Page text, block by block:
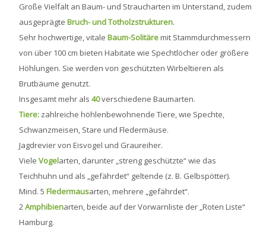
Große Vielfalt an Baum- und Straucharten im Unterstand, zudem
ausgeprägteBruch- und Totholzstrukturen.
Sehr hochwertige, vitaleBaum-Solitäremit Stammdurchmessern
von über 100 cm bieten Habitate wie Spechtlöcher oder größere
Höhlungen. Sie werden von geschützten Wirbeltieren als
Brutbäume genutzt.
Insgesamt mehr als40verschiedene Baumarten.
Tiere: zahlreiche höhlenbewohnende Tiere, wie Spechte,
Schwanzmeisen, Stare und Fledermäuse.
Jagdrevier von Eisvogel und Graureiher.
VieleVogelarten, darunter „streng geschützte“ wie das
Teichhuhn und als „gefährdet“ geltende (z. B. Gelbspötter).
Mind. 5Fledermausarten, mehrere „gefährdet“.
2Amphibienarten, beide auf der Vorwarnliste der „Roten Liste“
Hamburg.